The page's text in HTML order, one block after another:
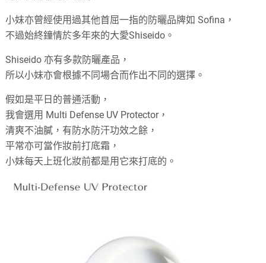
小妹亦曾經使用過其他首屈一指的防曬品牌如 Sofina，
不過始終鐘情於多年來的大愛Shiseido。
Shiseido 亦有多款防曬產品，
所以小妹亦會根據不同場合而作出不同的選擇。
假如是平日的普通活動，
我會選用 Multi Defense UV Protector，
清爽不油膩，有防水防汗功效之餘，
平常亦可當作妝前打底霜，
小妹每天上班化妝前都是用它來打底的。